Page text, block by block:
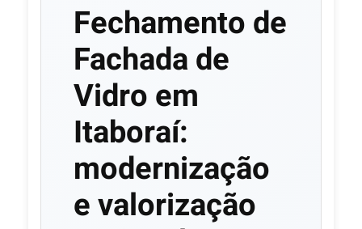
Fechamento de
Fachada de
Vidro em
Itaboraí:
modernização
e valorização